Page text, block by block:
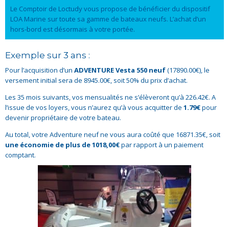
Le Comptoir de Loctudy vous propose de bénéficier du dispositif
LOA Marine sur toute sa gamme de bateaux neufs. L’achat d’un
hors-bord est désormais à votre portée.
Exemple sur 3 ans :
Pour l’acquisition d’un ADVENTURE Vesta 550 neuf(17890.00€), le
versement initial sera de 8945.00€, soit 50% du prix d’achat.
Les 35 mois suivants, vos mensualités ne s’élèveront qu’à 226.42€. A
l’issue de vos loyers, vous n’aurez qu’à vous acquitter de 1.79€pour
devenir propriétaire de votre bateau.
Au total, votre Adventure neuf ne vous aura coûté que 16871.35€, soit
une économie de plus de 1018,00€par rapport à un paiement
comptant.